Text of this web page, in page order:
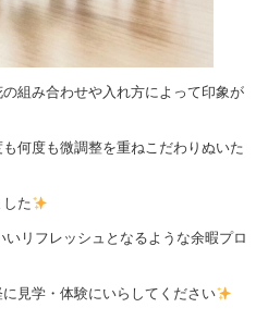
組み合わせや入れ方によって印象が
何度も微調整を重ねこだわりぬいた
た
リフレッシュとなるような余暇プロ
見学・体験にいらしてください